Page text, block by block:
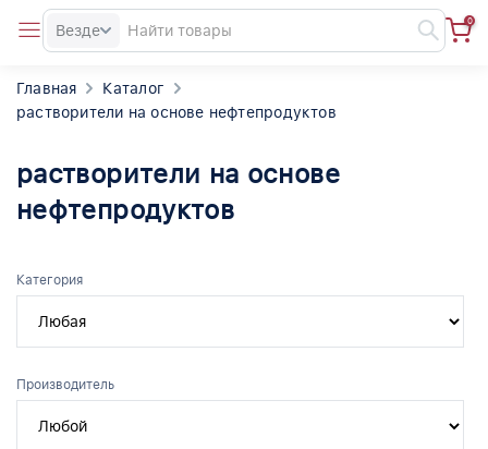
Везде
0
Главная
Каталог
растворители на основе нефтепродуктов
растворители на основе
нефтепродуктов
Категория
Производитель